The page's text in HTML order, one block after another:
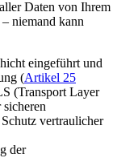
Daten von Ihrem
niemand kann
eingeführt und
(Artikel 25
(Transport Layer
vertraulicher
der